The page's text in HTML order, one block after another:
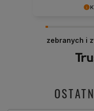
jak Ty. Z
zebranych i